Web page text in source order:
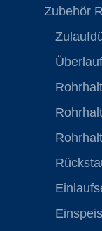
Zubehör
Überlauf